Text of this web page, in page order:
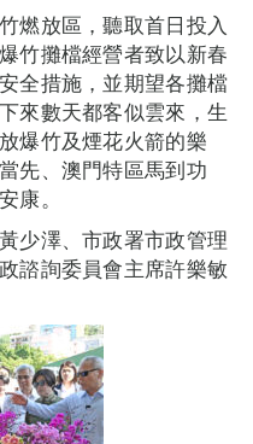
燃放區，聽取首日投入
竹攤檔經營者致以新春
全措施，並期望各攤檔
來數天都客似雲來，生
爆竹及煙花火箭的樂
先、澳門特區馬到功
康。
少澤、市政署市政管理
諮詢委員會主席許樂敏